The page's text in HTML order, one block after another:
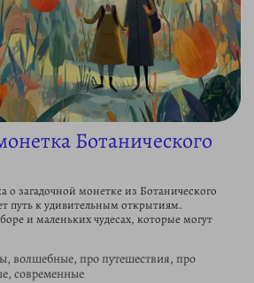
Ботанического
о загадочной монетке из Ботанического
путь к удивительным открытиям.
и маленьких чудесах, которые могут
волшебные, про путешествия, про
современные